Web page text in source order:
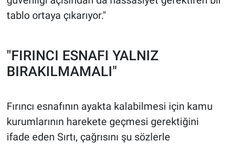
tablo ortaya çıkarıyor."
"FIRINCI ESNAFI YALNIZ
BIRAKILMAMALI"
Fırıncı esnafının ayakta kalabilmesi için kamu
kurumlarının harekete geçmesi gerektiğini
ifade eden Sırtı, çağrısını şu sözlerle